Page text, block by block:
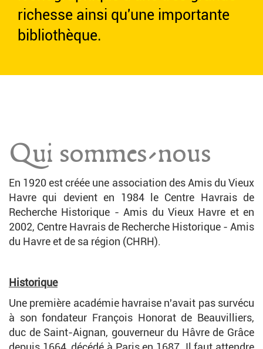
richesse ainsi qu'une importante
bibliothèque.
Qui sommes-nous
En 1920 est créée une association des Amis du Vieux
Havre qui devient en 1984 le Centre Havrais de
Recherche Historique - Amis du Vieux Havre et en
2002, Centre Havrais de Recherche Historique - Amis
du Havre et de sa région (CHRH).
Historique
Une première académie havraise n'avait pas survécu
à son fondateur François Honorat de Beauvilliers,
duc de Saint-Aignan, gouverneur du Hâvre de Grâce